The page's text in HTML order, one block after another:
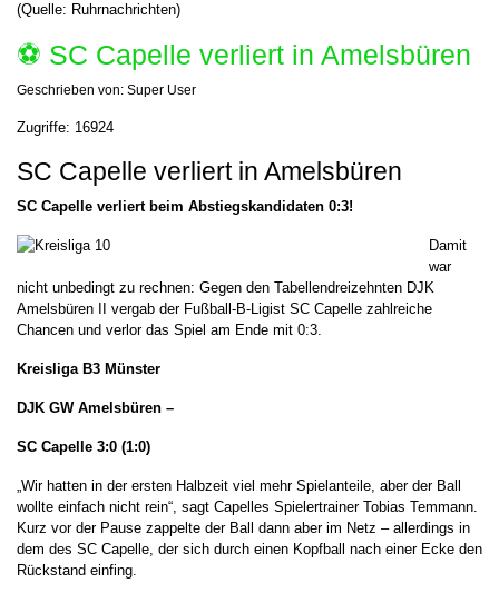
(Quelle: Ruhrnachrichten)
⚽️ SC Capelle verliert in Amelsbüren
Geschrieben von: Super User
Zugriffe: 16924
SC Capelle verliert in Amelsbüren
SC Capelle verliert beim Abstiegskandidaten 0:3!
Damit
war
nicht unbedingt zu rechnen: Gegen den Tabellendreizehnten DJK
Amelsbüren II vergab der Fußball-B-Ligist SC Capelle zahlreiche
Chancen und verlor das Spiel am Ende mit 0:3.
Kreisliga B3 Münster
DJK GW Amelsbüren –
SC Capelle 3:0 (1:0)
„Wir hatten in der ersten Halbzeit viel mehr Spielanteile, aber der Ball
wollte einfach nicht rein“, sagt Capelles Spielertrainer Tobias Temmann.
Kurz vor der Pause zappelte der Ball dann aber im Netz – allerdings in
dem des SC Capelle, der sich durch einen Kopfball nach einer Ecke den
Rückstand einfing.